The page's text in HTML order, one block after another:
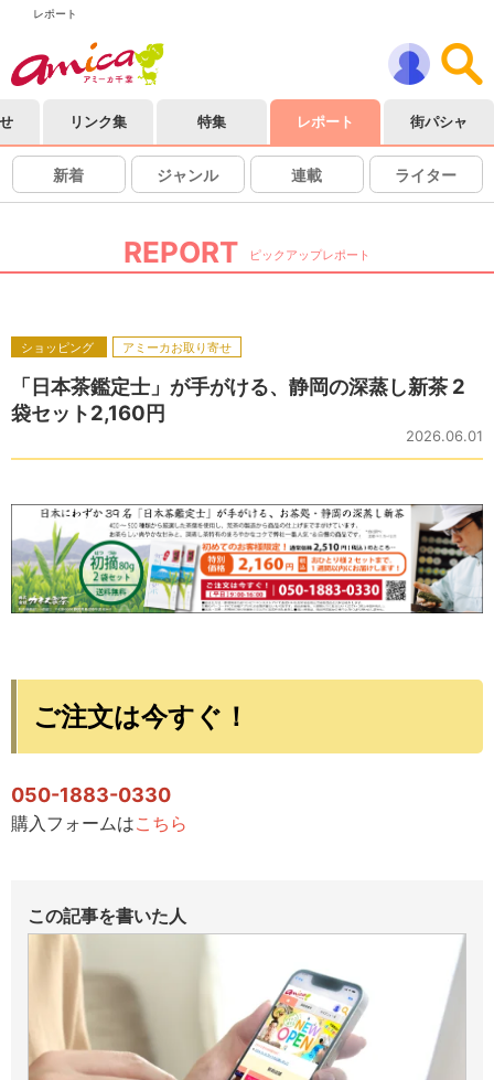
レポート
リンク集 特集 レポート 街パシャ
新着 ジャンル 連載 ライター
REPORT ピックアップレポート
ショッピング アミーカお取り寄せ
「日本茶鑑定士」が手がける、静岡の深蒸し新茶 2
袋セット2,160円
2026.06.01
ご注文は今すぐ！
050-1883-0330
購入フォームはこちら
この記事を書いた人